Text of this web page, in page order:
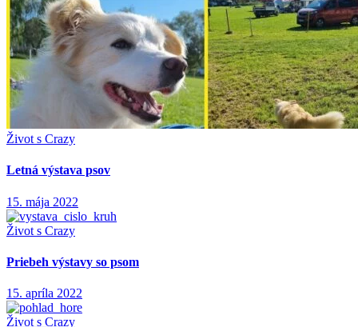
Život s Crazy
Letná výstava psov
15. mája 2022
Život s Crazy
Priebeh výstavy so psom
15. apríla 2022
Život s Crazy